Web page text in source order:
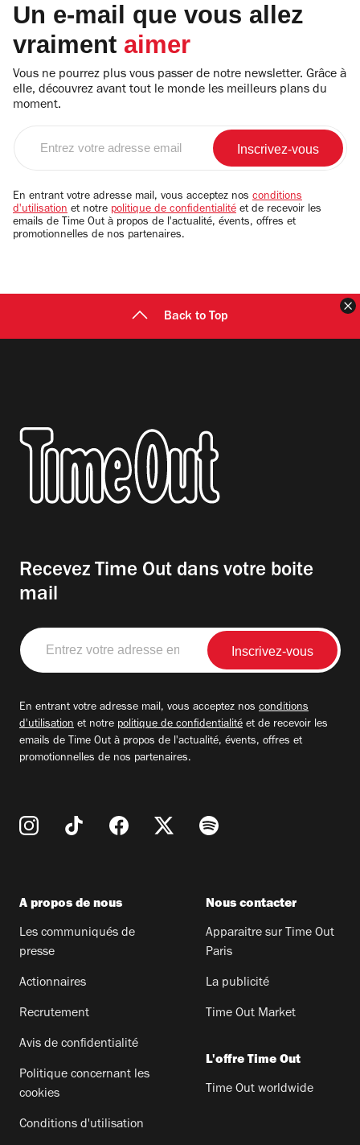
Un e-mail que vous allez
vraiment aimer
Vous ne pourrez plus vous passer de notre newsletter. Grâce à
elle, découvrez avant tout le monde les meilleurs plans du
moment.
email
En entrant votre adresse mail, vous acceptez nos conditions
d'utilisation et notre politique de confidentialité et de recevoir les
emails de Time Out à propos de l'actualité, évents, offres et
promotionnelles de nos partenaires.
Back to Top
Recevez Time Out dans votre boite
mail
Entrez
votre
adresse
En entrant votre adresse mail, vous acceptez nos conditions
d'utilisation et notre politique de confidentialité et de recevoir les
emails de Time Out à propos de l'actualité, évents, offres et
promotionnelles de nos partenaires.
A propos de nous
Les communiqués de
presse
Actionnaires
Recrutement
Avis de confidentialité
Politique concernant les
cookies
Conditions d'utilisation
Nous contacter
Apparaitre sur Time Out
Paris
La publicité
Time Out Market
L'offre Time Out
Time Out worldwide